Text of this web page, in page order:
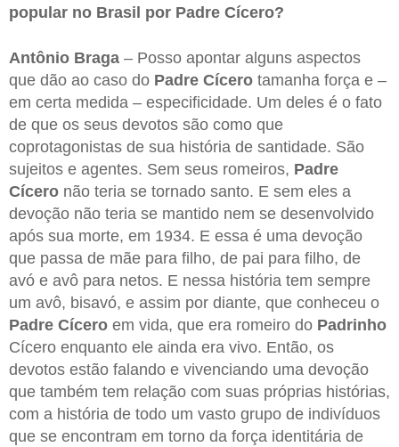
popular no Brasil por Padre Cícero?
Antônio Braga – Posso apontar alguns aspectos
que dão ao caso do Padre Cícero tamanha força e –
em certa medida – especificidade. Um deles é o fato
de que os seus devotos são como que
coprotagonistas de sua história de santidade. São
sujeitos e agentes. Sem seus romeiros, Padre
Cícero não teria se tornado santo. E sem eles a
devoção não teria se mantido nem se desenvolvido
após sua morte, em 1934. E essa é uma devoção
que passa de mãe para filho, de pai para filho, de
avó e avô para netos. E nessa história tem sempre
um avô, bisavó, e assim por diante, que conheceu o
Padre Cícero em vida, que era romeiro do Padrinho
Cícero enquanto ele ainda era vivo. Então, os
devotos estão falando e vivenciando uma devoção
que também tem relação com suas próprias histórias,
com a história de todo um vasto grupo de indivíduos
que se encontram em torno da força identitária de